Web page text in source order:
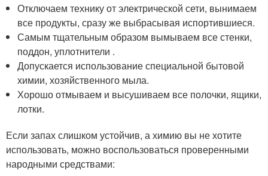
Отключаем технику от электрической сети, вынимаем
все продукты, сразу же выбрасывая испортившиеся.
Самым тщательным образом вымываем все стенки,
поддон, уплотнители .
Допускается использование специальной бытовой
химии, хозяйственного мыла.
Хорошо отмываем и высушиваем все полочки, ящики,
лотки.
Если запах слишком устойчив, а химию вы не хотите
использовать, можно воспользоваться проверенными
народными средствами: